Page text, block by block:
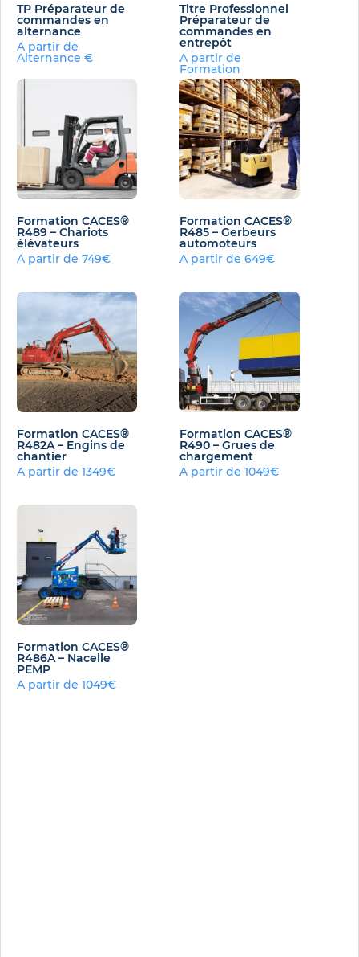
TP Préparateur de
commandes en
alternance
A partir de
Alternance €
Titre Professionnel
Préparateur de
commandes en
entrepôt
A partir de
Formation
conventionnée€
Formation CACES®
R489 – Chariots
élévateurs
A partir de 749€
Formation CACES®
R485 – Gerbeurs
automoteurs
A partir de 649€
Formation CACES®
R482A – Engins de
chantier
A partir de 1349€
Formation CACES®
R490 – Grues de
chargement
A partir de 1049€
Formation CACES®
R486A – Nacelle
PEMP
A partir de 1049€